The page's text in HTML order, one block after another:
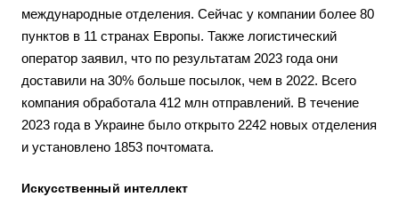
международные отделения. Сейчас у компании более 80
пунктов в 11 странах Европы. Также логистический
оператор заявил, что по результатам 2023 года они
доставили на 30% больше посылок, чем в 2022. Всего
компания обработала 412 млн отправлений. В течение
2023 года в Украине было открыто 2242 новых отделения
и установлено 1853 почтомата.
Искусственный интеллект